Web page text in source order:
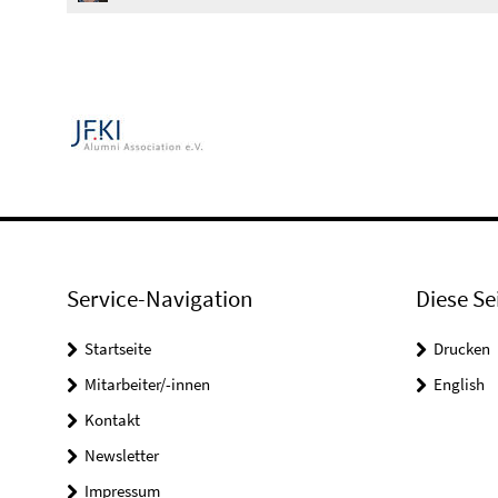
Service-Navigation
Startseite
Mitarbeiter/-innen
Kontakt
Newsletter
Impressum
Diese
Drucken
English